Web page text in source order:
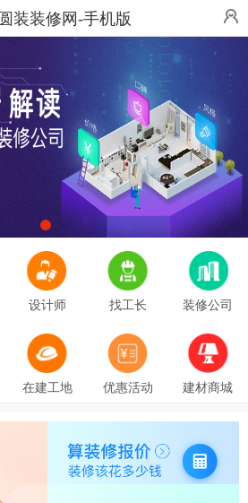
圆装装修网-手机版
设计师 找工长 装修公司
在建工地 优惠活动 建材商城